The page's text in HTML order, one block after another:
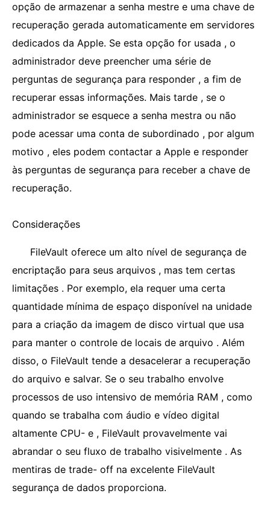
opção de armazenar a senha mestre e uma chave de
recuperação gerada automaticamente em servidores
dedicados da Apple. Se esta opção for usada , o
administrador deve preencher uma série de
perguntas de segurança para responder , a fim de
recuperar essas informações. Mais tarde , se o
administrador se esquece a senha mestra ou não
pode acessar uma conta de subordinado , por algum
motivo , eles podem contactar a Apple e responder
às perguntas de segurança para receber a chave de
recuperação.
Considerações
FileVault oferece um alto nível de segurança de
encriptação para seus arquivos , mas tem certas
limitações . Por exemplo, ela requer uma certa
quantidade mínima de espaço disponível na unidade
para a criação da imagem de disco virtual que usa
para manter o controle de locais de arquivo . Além
disso, o FileVault tende a desacelerar a recuperação
do arquivo e salvar. Se o seu trabalho envolve
processos de uso intensivo de memória RAM , como
quando se trabalha com áudio e vídeo digital
altamente CPU- e , FileVault provavelmente vai
abrandar o seu fluxo de trabalho visivelmente . As
mentiras de trade- off na excelente FileVault
segurança de dados proporciona.